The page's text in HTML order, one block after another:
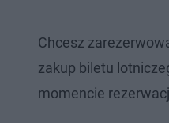
Chcesz
zakup biletu
momencie